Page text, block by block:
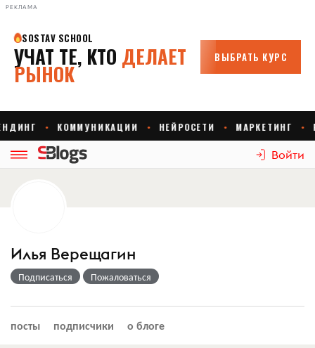
РЕКЛАМА
Войти
Илья Верещагин
Подписаться Пожаловаться
посты подписчики о блоге